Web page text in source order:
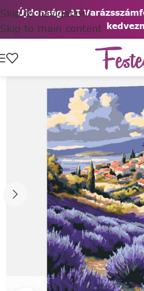
Újdonság: AI
Skip to navigation
Skip to main content